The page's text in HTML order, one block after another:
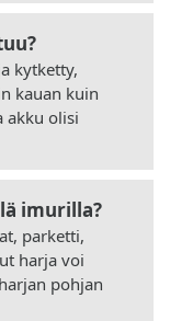
kytketty,
kauan kuin
akku olisi
imurilla?
parketti,
harja voi
pohjan